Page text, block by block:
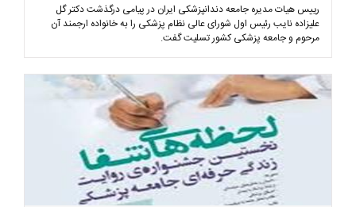
رییس هیات مدیره جامعه دندانپزشکی ایران در پیامی درگذشت دکتر گل
علیزاده نایب رئیس اول شورای عالی نظام پزشکی را به خانواده ارجمند آن
مرحوم و جامعه پزشکی کشور تسلیت گفت.